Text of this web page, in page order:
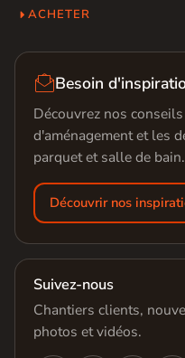
ACHETER
Besoin
Découvrez nos
d'aménagement et les
parquet et salle de bain.
Découvrir nos
Suivez-nous
Chantiers clients,
photos et vidéos.